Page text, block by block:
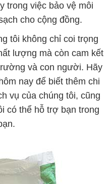
trong việc bảo vệ môi
cho cộng đồng.
tôi không chỉ coi trọng
lượng mà còn cam kết
và con người. Hãy
nay để biết thêm chi
vụ của chúng tôi, cũng
có thể hỗ trợ bạn trong